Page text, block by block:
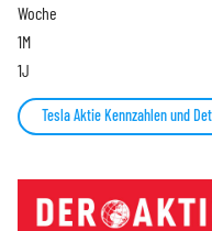
Woche
1M
1J
Tesla Aktie Kennzahlen und